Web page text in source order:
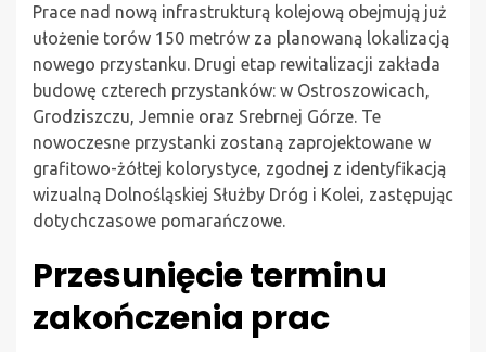
Prace nad nową infrastrukturą kolejową obejmują już
ułożenie torów 150 metrów za planowaną lokalizacją
nowego przystanku. Drugi etap rewitalizacji zakłada
budowę czterech przystanków: w Ostroszowicach,
Grodziszczu, Jemnie oraz Srebrnej Górze. Te
nowoczesne przystanki zostaną zaprojektowane w
grafitowo-żółtej kolorystyce, zgodnej z identyfikacją
wizualną Dolnośląskiej Służby Dróg i Kolei, zastępując
dotychczasowe pomarańczowe.
Przesunięcie terminu
zakończenia prac